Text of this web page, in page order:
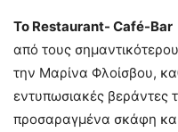
Το Restaurant- Café-
από τους
την Μαρίνα Φλοίσβου,
εντυπωσιακές βεράντες
προσαραγμένα σκάφη